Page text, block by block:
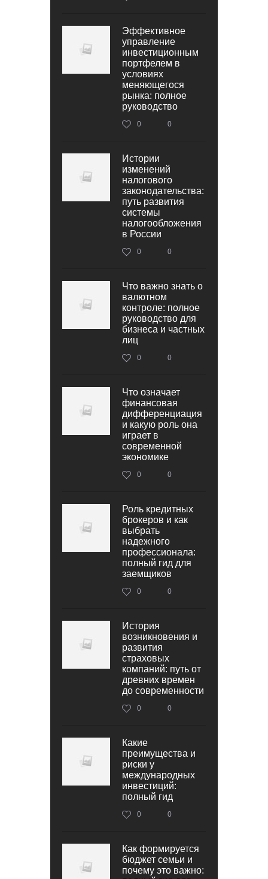
Эффективное
управление
инвестиционным
портфелем в
условиях
меняющегося
рынка: полное
руководство
0 0
Истории
изменений
налогового
законодательства:
путь развития
системы
налогообложения
в России
0 0
Что важно знать о
валютном
контроле: полное
руководство для
бизнеса и частных
лиц
0 0
Что означает
финансовая
дифференциация
и какую роль она
играет в
современной
экономике
0 0
Роль кредитных
брокеров и как
выбрать
надежного
профессионала:
полный гид для
заемщиков
0 0
История
возникновения и
развития
страховых
компаний: путь от
древних времен
до современности
0 0
Какие
преимущества и
риски у
международных
инвестиций:
полный гид
0 0
Как формируется
бюджет семьи и
почему это важно: